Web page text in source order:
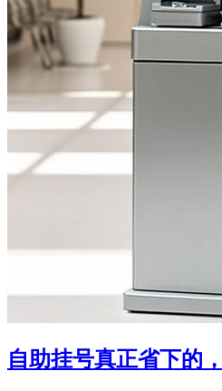
自助挂号真正省下的